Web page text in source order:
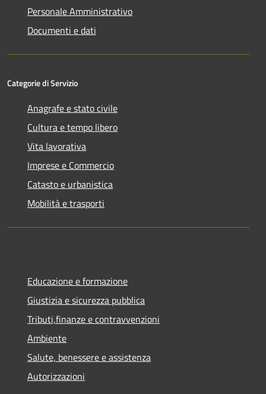
Personale Amministrativo
Documenti e dati
Categorie di Servizio
Anagrafe e stato civile
Cultura e tempo libero
Vita lavorativa
Imprese e Commercio
Catasto e urbanistica
Mobilità e trasporti
Educazione e formazione
Giustizia e sicurezza pubblica
Tributi,finanze e contravvenzioni
Ambiente
Salute, benessere e assistenza
Autorizzazioni